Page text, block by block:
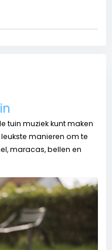
tuin muziek kunt maken
manieren om te
maracas, bellen en